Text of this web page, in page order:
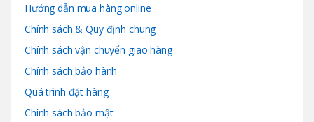
Hướng dẫn mua hàng online
Chính sách & Quy định chung
Chính sách vận chuyển giao hàng
Chính sách bảo hành
Quá trình đặt hàng
Chính sách bảo mật